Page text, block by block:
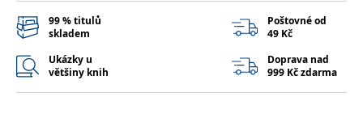
99 % titulů
skladem
Poštovné od
49 Kč
Ukázky u
většiny knih
Doprava nad
999 Kč zdarma